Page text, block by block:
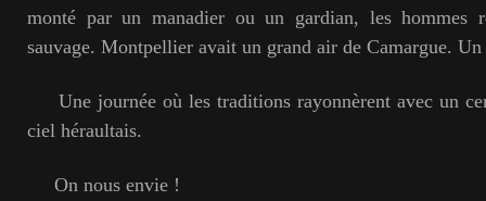
monté par un manadier ou un gardian, les hommes
sauvage. Montpellier avait un grand air de Camargue.
Une journée où les traditions rayonnèrent avec un
ciel héraultais.
On nous envie !